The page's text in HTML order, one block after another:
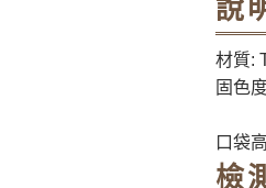
說
材質:
固色
口袋
檢